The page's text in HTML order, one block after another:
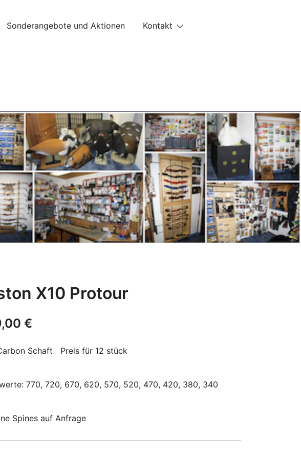
Sonderangebote und Aktionen Kontakt
X10 Protour
€
Schaft Preis für 12 stück
770, 720, 670, 620, 570, 520, 470, 420, 380, 340
Spines auf Anfrage